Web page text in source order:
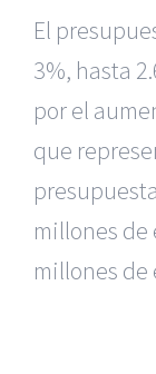
El
3%, hasta
por el
que
millones de
millones de